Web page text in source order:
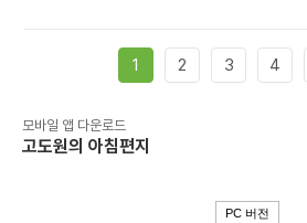
1 2 3 4
모바일 앱 다운로드
고도원의 아침편지
PC 버전